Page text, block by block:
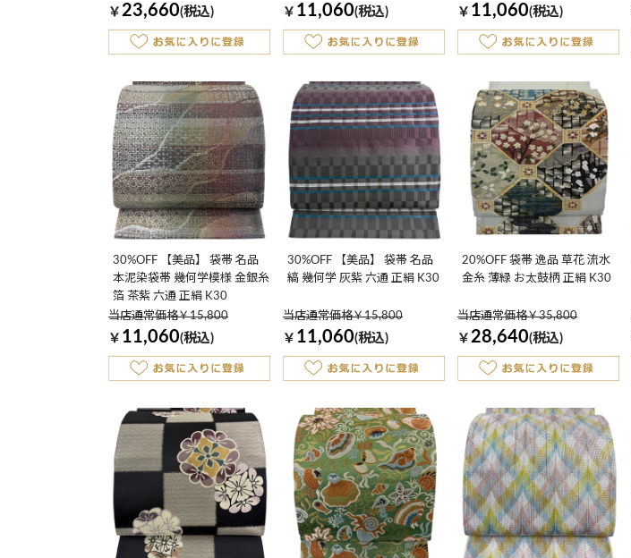
￥ 23,660(税込) ￥ 11,060(税込) ￥ 11,060(税込)
30%OFF 【美品】 袋帯 名品
本泥染袋帯 幾何学模様 金銀糸
箔 茶紫 六通 正絹 K30
当店通常価格￥15,800
￥ 11,060(税込)
30%OFF 【美品】 袋帯 名品
縞 幾何学 灰紫 六通 正絹 K30
当店通常価格￥15,800
￥ 11,060(税込)
20%OFF 袋帯 逸品 草花 流水
金糸 薄緑 お太鼓柄 正絹 K30
当店通常価格￥35,800
￥ 28,640(税込)